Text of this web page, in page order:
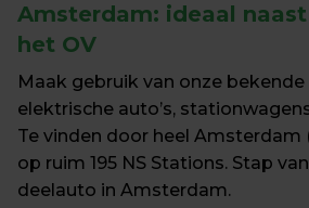
Amsterdam: ideaal
het OV
Maak gebruik van onze bekende
elektrische auto’s,
Te vinden door heel Amsterdam
op ruim 195 NS Stations. Stap
deelauto in Amsterdam.